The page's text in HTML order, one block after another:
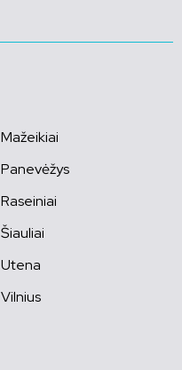
Mažeikiai
Panevėžys
Raseiniai
Šiauliai
Utena
Vilnius